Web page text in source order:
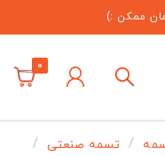
ممکن :)
0
تسمه صنعتی